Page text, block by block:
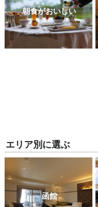
朝食がおいしい
エリア別に選ぶ
函館